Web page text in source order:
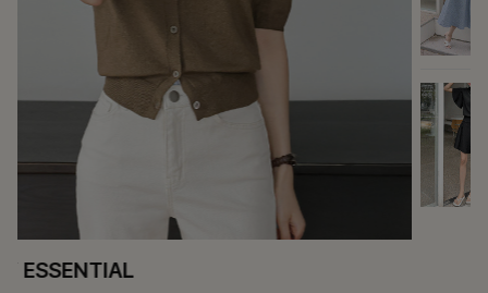
DOUBLE THE JOY